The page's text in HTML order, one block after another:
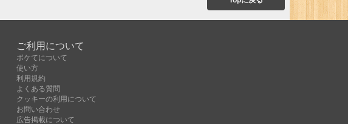
ご利用について
ボケてについて
使い方
利用規約
よくある質問
クッキーの利用について
お問い合わせ
広告掲載について